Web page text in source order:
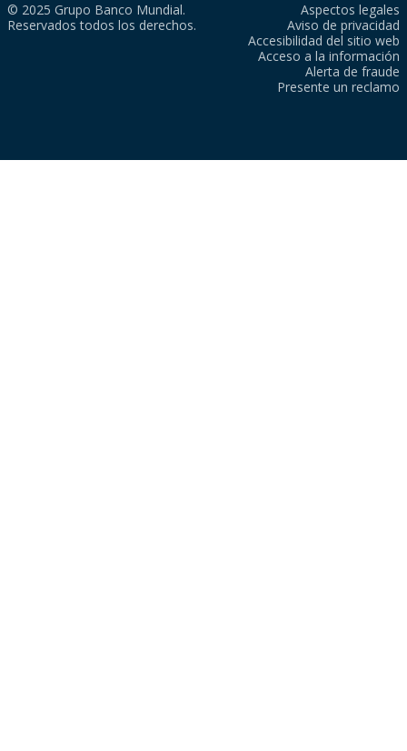
© 2025 Grupo Banco Mundial.
Reservados todos los derechos.
Aspectos legales
Aviso de privacidad
Accesibilidad del sitio web
Acceso a la información
Alerta de fraude
Presente un reclamo